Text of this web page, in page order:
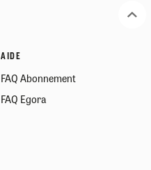
AIDE
FAQ Abonnement
FAQ Egora